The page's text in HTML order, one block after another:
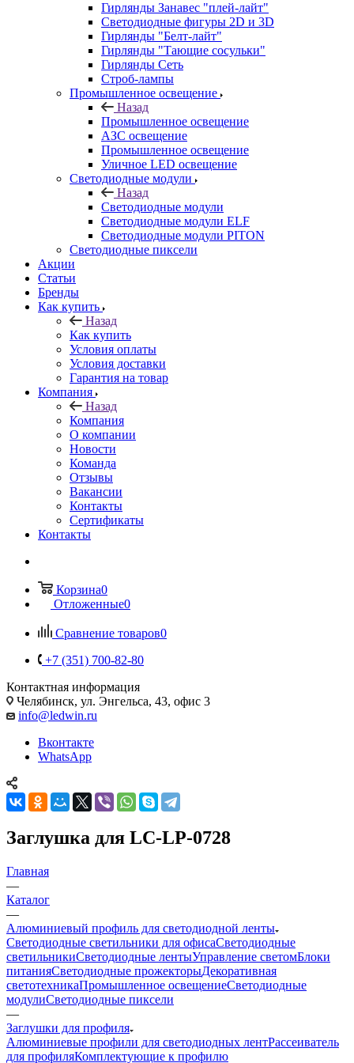
Гирлянды Занавес "плей-лайт"
Светодиодные фигуры 2D и 3D
Гирлянды "Белт-лайт"
Гирлянды "Тающие сосульки"
Гирлянды Сеть
Строб-лампы
Промышленное освещение
Назад
Промышленное освещение
АЗС освещение
Промышленное освещение
Уличное LED освещение
Светодиодные модули
Назад
Светодиодные модули
Светодиодные модули ELF
Светодиодные модули PITON
Светодиодные пиксели
Акции
Статьи
Бренды
Как купить
Назад
Как купить
Условия оплаты
Условия доставки
Гарантия на товар
Компания
Назад
Компания
О компании
Новости
Команда
Отзывы
Вакансии
Контакты
Сертификаты
Контакты
Корзина0
Отложенные0
Сравнение товаров0
+7 (351) 700-82-80
Контактная информация
Челябинск, ул. Энгельса, 43, офис 3
info@ledwin.ru
Вконтакте
WhatsApp
Заглушка для LC-LP-0728
Главная
—
Каталог
—
Алюминиевый профиль для светодиодной ленты
Светодиодные светильники для офисаСветодиодные
светильникиСветодиодные лентыУправление светомБлоки
питанияСветодиодные прожекторыДекоративная
светотехникаПромышленное освещениеСветодиодные
модулиСветодиодные пиксели
—
Заглушки для профиля
Алюминиевые профили для светодиодных лентРассеиватель
для профиляКомплектующие к профилю